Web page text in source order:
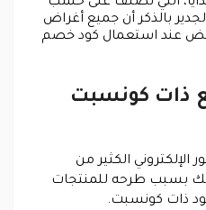
بالذكر أن جميع أغراض
عند استعمال كود خصم
ذات كونسبت
الكثير من
بسبب طرحه للمنتجات
ذات كونسبت.